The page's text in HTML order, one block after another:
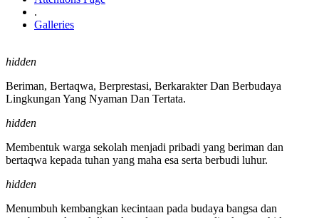
.
Galleries
hidden
Beriman, Bertaqwa, Berprestasi, Berkarakter Dan Berbudaya
Lingkungan Yang Nyaman Dan Tertata.
hidden
Membentuk warga sekolah menjadi pribadi yang beriman dan
bertaqwa kepada tuhan yang maha esa serta berbudi luhur.
hidden
Menumbuh kembangkan kecintaan pada budaya bangsa dan